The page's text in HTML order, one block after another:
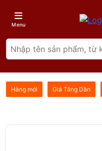
Menu
Hàng mới Giá Tăng Dần